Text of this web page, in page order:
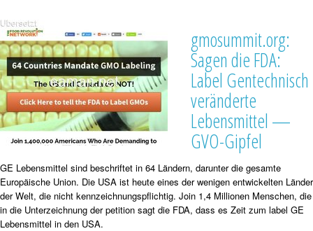
gmosummit.org:
Sagen die FDA:
Label Gentechnisch
veränderte
Lebensmittel —
GVO-Gipfel
GE Lebensmittel sind beschriftet in 64 Ländern, darunter die gesamte
Europäische Union. Die USA ist heute eines der wenigen entwickelten Länder
der Welt, die nicht kennzeichnungspflichtig. Join 1,4 Millionen Menschen, die
in die Unterzeichnung der petition sagt die FDA, dass es Zeit zum label GE
Lebensmittel in den USA.